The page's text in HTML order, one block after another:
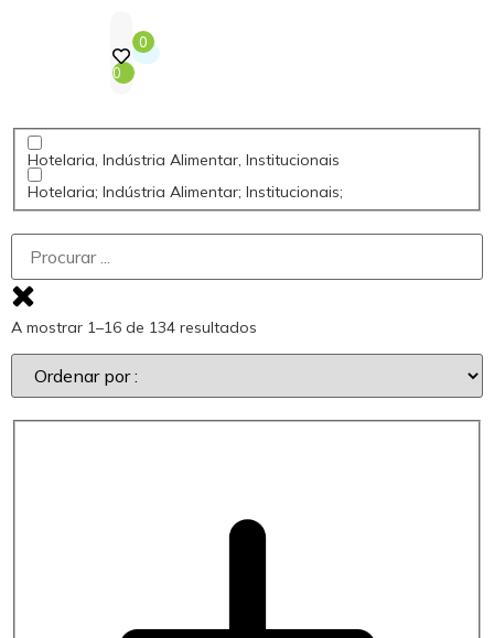
0
0
Hotelaria, Indústria Alimentar, Institucionais
Hotelaria; Indústria Alimentar; Institucionais;
A mostrar 1–16 de 134 resultados